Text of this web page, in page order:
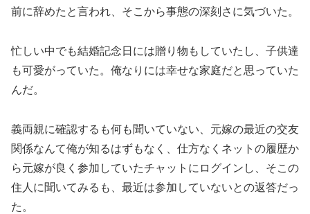
前に辞めたと言われ、そこから事態の深刻さに気づいた。
忙しい中でも結婚記念日には贈り物もしていたし、子供達
も可愛がっていた。俺なりには幸せな家庭だと思っていた
んだ。
義両親に確認するも何も聞いていない、元嫁の最近の交友
関係なんて俺が知るはずもなく、仕方なくネットの履歴か
ら元嫁が良く参加していたチャットにログインし、そこの
住人に聞いてみるも、最近は参加していないとの返答だっ
た。